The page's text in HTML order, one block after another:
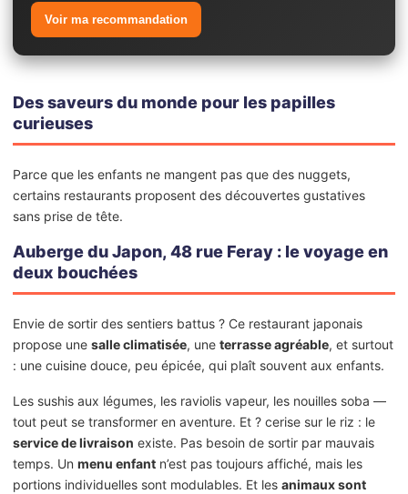
Voir ma recommandation
Des saveurs du monde pour les papilles
curieuses
Parce que les enfants ne mangent pas que des nuggets,
certains restaurants proposent des découvertes gustatives
sans prise de tête.
Auberge du Japon, 48 rue Feray : le voyage en
deux bouchées
Envie de sortir des sentiers battus ? Ce restaurant japonais
propose une salle climatisée, une terrasse agréable, et surtout
: une cuisine douce, peu épicée, qui plaît souvent aux enfants.
Les sushis aux légumes, les raviolis vapeur, les nouilles soba —
tout peut se transformer en aventure. Et ? cerise sur le riz : le
service de livraison existe. Pas besoin de sortir par mauvais
temps. Un menu enfant n’est pas toujours affiché, mais les
portions individuelles sont modulables. Et les animaux sont